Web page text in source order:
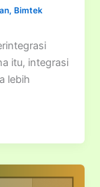
, Bimtek
itu, integrasi
lebih